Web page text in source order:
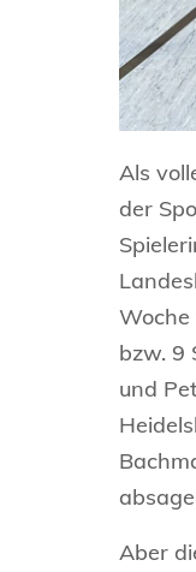
Als
der
bzw. 9
und
Aber